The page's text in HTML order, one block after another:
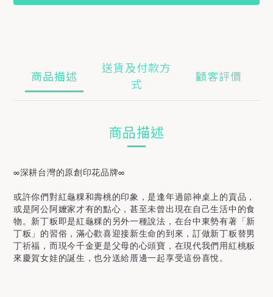
商品描述
送貨及付款方
式
顧客評價
商品描述
∞深耕台灣的原創印花品牌∞
或許你們對紅龜粿和壽桃的印象，是逢年過節神桌上的貢品，
或是阿公阿嬤家才有的點心，甚至未曾出現在自己生活中的食
物。新丁粄即是紅龜粿的另外一種說法，在台中東勢有著「新
丁粄」的習俗，滿心歡喜迎接新生命的到來，訂做新丁粄替男
丁祈福，而現今千金更是父母的心頭寶，在現代我們用紅桃粄
來慶賀女娃的誕生，也分送給厝邊一起享受這份喜悅。